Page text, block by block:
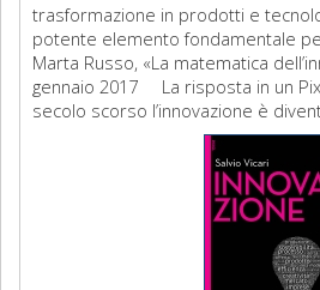
trasformazione in prodotti e
potente elemento fondamentale
Marta Russo, «La matematica
gennaio 2017 La risposta in un
secolo scorso l’innovazione è